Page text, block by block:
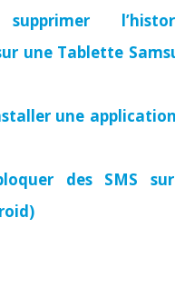
supprimer
une Tablette
une
des SMS